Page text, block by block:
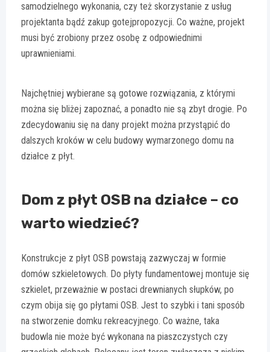
samodzielnego wykonania, czy też skorzystanie z usług
projektanta bądź zakup gotejpropozycji. Co ważne, projekt
musi być zrobiony przez osobę z odpowiednimi
uprawnieniami.
Najchętniej wybierane są gotowe rozwiązania, z którymi
można się bliżej zapoznać, a ponadto nie są zbyt drogie. Po
zdecydowaniu się na dany projekt można przystąpić do
dalszych kroków w celu budowy wymarzonego domu na
działce z płyt.
Dom z płyt OSB na działce – co
warto wiedzieć?
Konstrukcje z płyt OSB powstają zazwyczaj w formie
domów szkieletowych. Do płyty fundamentowej montuje się
szkielet, przeważnie w postaci drewnianych słupków, po
czym obija się go płytami OSB. Jest to szybki i tani sposób
na stworzenie domku rekreacyjnego. Co ważne, taka
budowla nie może być wykonana na piaszczystych czy